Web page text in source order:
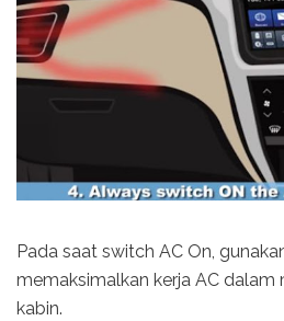
Pada saat switch AC On,
memaksimalkan kerja AC dalam
kabin.